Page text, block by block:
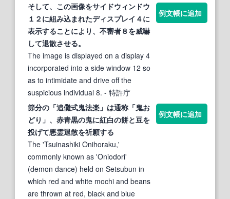
そして、この画像をサイドウィンドウ
１２に組み込まれたディスプレイ４に
表示することにより、不審者８を威嚇
して退散させる。
The image is displayed on a display 4
incorporated into a side window 12 so
as to intimidate and drive off the
suspicious individual 8. - 特許庁
例文帳に追加
節分の「追儺式鬼法楽」は通称「鬼お
どり」、赤青黒の鬼に紅白の餅と豆を
投げて悪霊退散を祈願する
The 'Tsuinashiki Onihoraku,'
commonly known as 'Oniodori'
(demon dance) held on Setsubun in
which red and white mochi and beans
are thrown at red, black and blue
例文帳に追加